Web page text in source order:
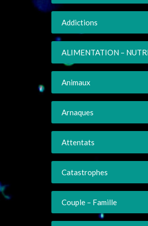
Addictions
ALIMENTATION –
Animaux
Arnaques
Attentats
Catastrophes
Couple – Famille